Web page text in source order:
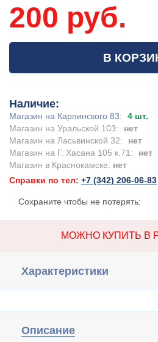
200 руб.
В
Наличие:
Магазин на Карпинского 83:
4 шт.
Магазин на Уральской 103:
нет
Магазин на Ласьвинской 32:
нет
Магазин на Г. Хасана 105 к.71:
нет
Магазин в Краснокамске: нет
Справки по тел: +7 (342) 206-06-83
Сохраните чтобы не потерять:
МОЖНО КУПИТЬ В
Характеристики
Описание